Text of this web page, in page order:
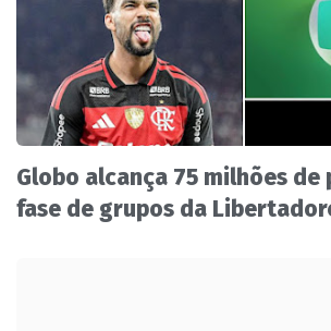
Globo alcança 75 milhões de
fase de grupos da